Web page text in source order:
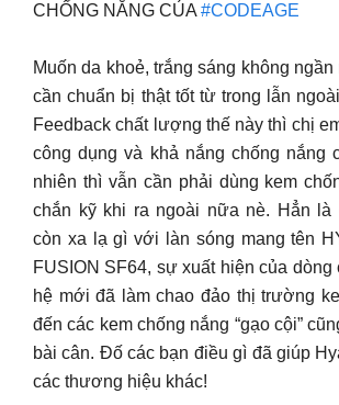
CHỐNG NẮNG CỦA #CODEAGE
Muốn da khoẻ, trắng sáng không
cần chuẩn bị thật tốt từ trong lẫn
Feedback chất lượng thế này thì chị
công dụng và khả nắng chống nắng
nhiên thì vẫn cần phải dùng kem
chắn kỹ khi ra ngoài nữa nè. Hẳn là
còn xa lạ gì với làn sóng mang tên
FUSION SF64, sự xuất hiện của dòng
hệ mới đã làm chao đảo thị trường
đến các kem chống nắng “gạo cội”
bài cân. Đố các bạn điều gì đã giúp
các thương hiệu khác!